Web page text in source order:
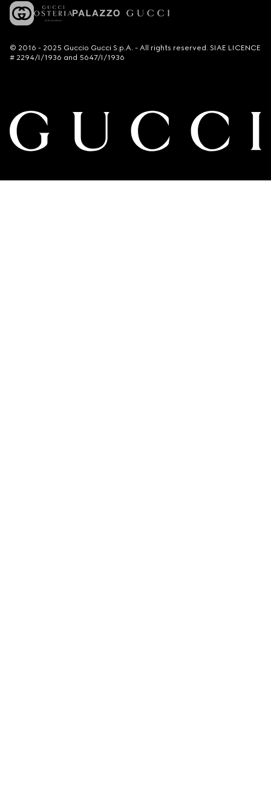
© 2016 - 2025 Guccio Gucci S.p.A. - All rights reserved. SIAE LICENCE
# 2294/I/1936 and 5647/I/1936